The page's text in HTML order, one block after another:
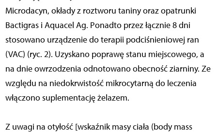
Microdacyn, okłady z roztworu taniny oraz opatrunki
Bactigras i Aquacel Ag. Ponadto przez łącznie 8 dni
stosowano urządzenie do terapii podciśnieniowej ran
(VAC) (ryc. 2). Uzyskano poprawę stanu miejscowego, a
na dnie owrzodzenia odnotowano obecność ziarniny. Ze
względu na niedokrwistość mikrocytarną do leczenia
włączono suplementację żelazem.
Z uwagi na otyłość [wskaźnik masy ciała (body mass